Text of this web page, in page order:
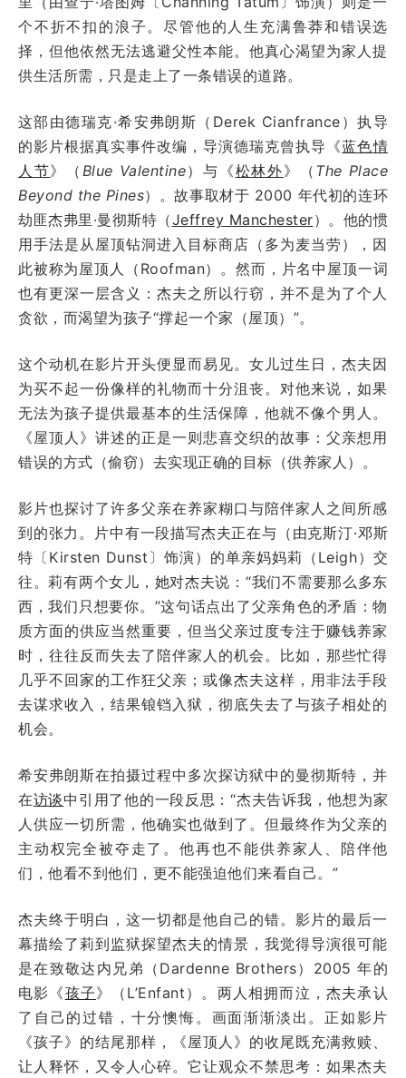
个不折不扣的浪子。尽管他的人生充满鲁莽和错误选
择，但他依然无法逃避父性本能。他真心渴望为家人提
供生活所需，只是走上了一条错误的道路。
这部由德瑞克·希安弗朗斯（Derek Cianfrance）执导
的影片根据真实事件改编，导演德瑞克曾执导《蓝色情
人节》（ Blue Valentine）与《松林外》（ The Place
Beyond the Pines）。故事取材于 2000 年代初的连环
劫匪杰弗里·曼彻斯特（Jeffrey Manchester）。他的惯
用手法是从屋顶钻洞进入目标商店（多为麦当劳），因
此被称为屋顶人（Roofman）。然而，片名中屋顶一词
也有更深一层含义：杰夫之所以行窃，并不是为了个人
贪欲，而渴望为孩子“撑起一个家（屋顶）”。
这个动机在影片开头便显而易见。女儿过生日，杰夫因
为买不起一份像样的礼物而十分沮丧。对他来说，如果
无法为孩子提供最基本的生活保障，他就不像个男人。
《屋顶人》讲述的正是一则悲喜交织的故事：父亲想用
错误的方式（偷窃）去实现正确的目标（供养家人）。
影片也探讨了许多父亲在养家糊口与陪伴家人之间所感
到的张力。片中有一段描写杰夫正在与（由克斯汀·邓斯
特〔Kirsten Dunst〕饰演）的单亲妈妈莉（Leigh）交
往。莉有两个女儿，她对杰夫说：“我们不需要那么多东
西，我们只想要你。”这句话点出了父亲角色的矛盾：物
质方面的供应当然重要，但当父亲过度专注于赚钱养家
时，往往反而失去了陪伴家人的机会。比如，那些忙得
几乎不回家的工作狂父亲；或像杰夫这样，用非法手段
去谋求收入，结果锒铛入狱，彻底失去了与孩子相处的
机会。
希安弗朗斯在拍摄过程中多次探访狱中的曼彻斯特，并
在访谈中引用了他的一段反思：“杰夫告诉我，他想为家
人供应一切所需，他确实也做到了。但最终作为父亲的
主动权完全被夺走了。他再也不能供养家人、陪伴他
们，他看不到他们，更不能强迫他们来看自己。”
杰夫终于明白，这一切都是他自己的错。影片的最后一
幕描绘了莉到监狱探望杰夫的情景，我觉得导演很可能
是在致敬达内兄弟（Dardenne Brothers）2005 年的
电影《孩子》（L’Enfant）。两人相拥而泣，杰夫承认
了自己的过错，十分懊悔。画面渐渐淡出。正如影片
《孩子》的结尾那样，《屋顶人》的收尾既充满救赎、
让人释怀，又令人心碎。它让观众不禁思考：如果杰夫